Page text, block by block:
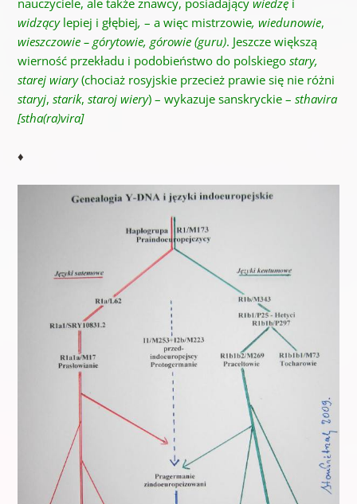
widzący lepiej i głębiej, – a więc mistrzowie, wiedunowie,
wieszczowie – górytowie, górowie (guru). Jeszcze większą
wierność przekładu i podobieństwo do polskiego stary,
starej wiary(chociaż rosyjskie przecież prawie się nie różni
staryj, starik, staroj wiery) – wykazuje sanskryckie – sthavira
[stha(ra)vira]
♦